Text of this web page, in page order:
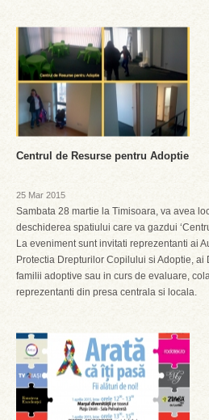
Centrul de Resurse pentru Adoptie
25 Mar 2015
Sambata 28 martie la Timisoara, va avea
deschiderea spatiului care va gazdui
La eveniment sunt invitati reprezentanti ai
Protectia Drepturilor Copilului si Adoptie,
familii adoptive sau in curs de evaluare,
reprezentanti din presa centrala si locala.